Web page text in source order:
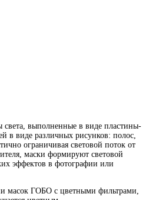
света, выполненные в виде пластины-
в виде различных рисунков: полос,
ограничивая световой поток от
маски формируют световой
эффектов в фотографии или
масок ГОБО с цветными фильтрами,